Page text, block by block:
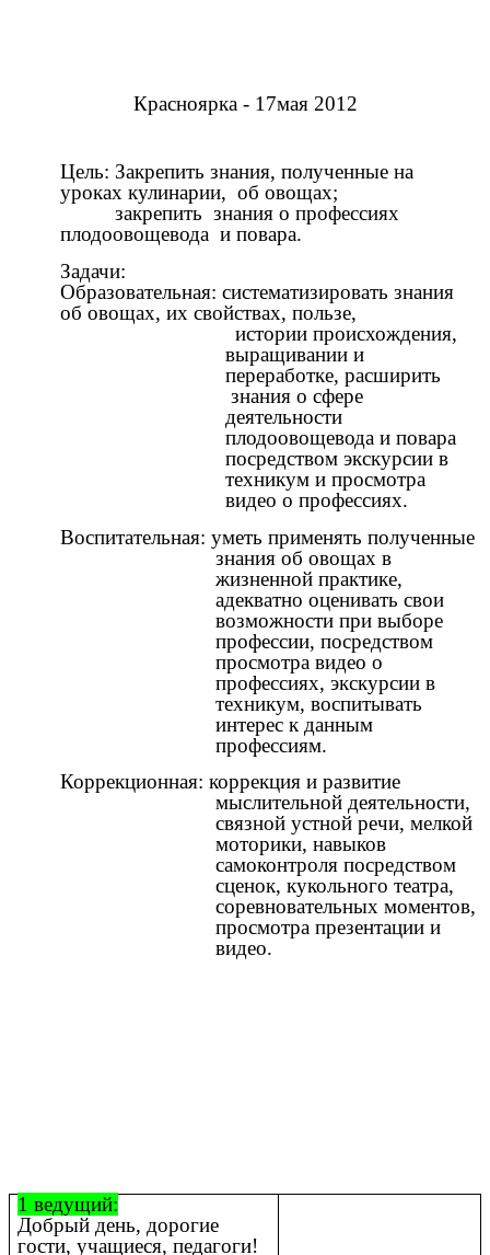
Красноярка - 17мая 2012
Цель: Закрепить знания, полученные на
уроках кулинарии, об овощах;
закрепить знания о профессиях
плодоовощевода и повара.
Задачи:
Образовательная: систематизировать знания
об овощах, их свойствах, пользе,
истории происхождения,
выращивании и
переработке, расширить
знания о сфере
деятельности
плодоовощевода и повара
посредством экскурсии в
техникум и просмотра
видео о профессиях.
Воспитательная: уметь применять полученные
знания об овощах в
жизненной практике,
адекватно оценивать свои
возможности при выборе
профессии, посредством
просмотра видео о
профессиях, экскурсии в
техникум, воспитывать
интерес к данным
профессиям.
Коррекционная: коррекция и развитие
мыслительной деятельности,
связной устной речи, мелкой
моторики, навыков
самоконтроля посредством
сценок, кукольного театра,
соревновательных моментов,
просмотра презентации и
видео.
1 ведущий:
Добрый день, дорогие
гости, учащиеся, педагоги!